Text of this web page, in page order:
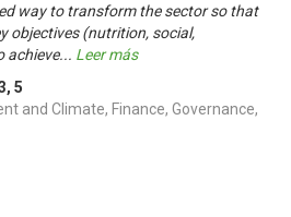
way to transform the sector so that
objectives (nutrition, social,
achieve... Leer más
, 5
and Climate, Finance, Governance,